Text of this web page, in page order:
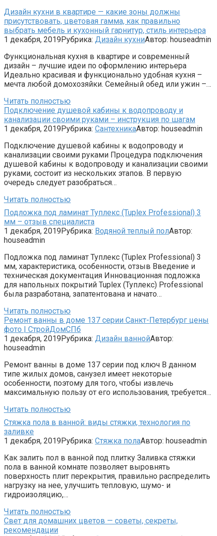
Дизайн кухни в квартире — какие зоны должны
присутствовать, цветовая гамма, как правильно
выбрать мебель и кухонный гарнитур, стиль интерьера
1 декабря, 2019Рубрика: Дизайн кухниАвтор: houseadmin
Функциональная кухня в квартире и современный
дизайн – лучшие идеи по оформлению интерьера
Идеально красивая и функционально удобная кухня –
мечта любой домохозяйки. Семейный обед или ужин –…
Читать полностью
Подключение душевой кабины к водопроводу и
канализации своими руками – инструкция по шагам
1 декабря, 2019Рубрика: СантехникаАвтор: houseadmin
Подключение душевой кабины к водопроводу и
канализации своими руками Процедура подключения
душевой кабины к водопроводу и канализации своими
руками, состоит из нескольких этапов. В первую
очередь следует разобраться…
Читать полностью
Подложка под ламинат Туплекс (Tuplex Professional) 3
мм – отзыв специалиста
1 декабря, 2019Рубрика: Водяной теплый полАвтор:
houseadmin
Подложка под ламинат Туплекс (Tuplex Professional) 3
мм, характеристика, особенности, отзыв Введение и
техническая документация Инновационная подложка
для напольных покрытий Tuplex (Туплекс) Professional
была разработана, запатентована и начато…
Читать полностью
Ремонт ванны в доме 137 серии Санкт-Петербург цены
фото | СтройДомСПб
1 декабря, 2019Рубрика: Дизайн ваннойАвтор:
houseadmin
Ремонт ванны в доме 137 серии под ключ В данном
типе жилых домов, санузел имеет некоторые
особенности, поэтому для того, чтобы извлечь
максимальную пользу от его использования, требуется…
Читать полностью
Стяжка пола в ванной: виды стяжки, технология по
заливке
1 декабря, 2019Рубрика: Стяжка полаАвтор: houseadmin
Как залить пол в ванной под плитку Заливка стяжки
пола в ванной комнате позволяет выровнять
поверхность плит перекрытия, правильно распределить
нагрузку на нее, улучшить тепловую, шумо- и
гидроизоляцию,…
Читать полностью
Свет для домашних цветов — советы, секреты,
рекомендации